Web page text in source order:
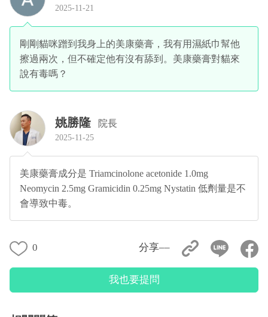
2025-11-21
剛剛貓咪蹭到我身上的美康藥膏，我有用濕紙巾幫他
擦過兩次，但不確定他有沒有舔到。美康藥膏對貓來
說有毒嗎？
姚勝隆 院長
2025-11-25
美康藥膏成分是 Triamcinolone acetonide 1.0mg
Neomycin 2.5mg Gramicidin 0.25mg Nystatin 低劑量是不
會導致中毒。
0 分享––
我也要提問